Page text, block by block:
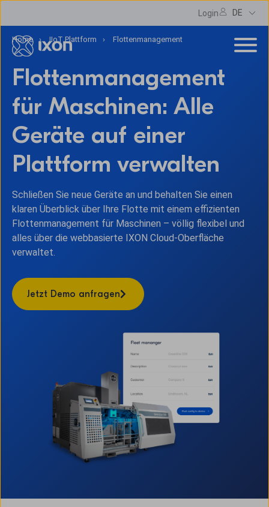
Login DE
Home IIoT Plattform Flottenmanagement
Flottenmanagement
für Maschinen: Alle
Geräte auf einer
Plattform verwalten
Schließen Sie neue Geräte an und behalten Sie einen
klaren Überblick über Ihre Flotte mit einem effizienten
Flottenmanagement für Maschinen – völlig flexibel und
alles über die webbasierte IXON Cloud-Oberfläche
verwaltet.
Jetzt Demo anfragen